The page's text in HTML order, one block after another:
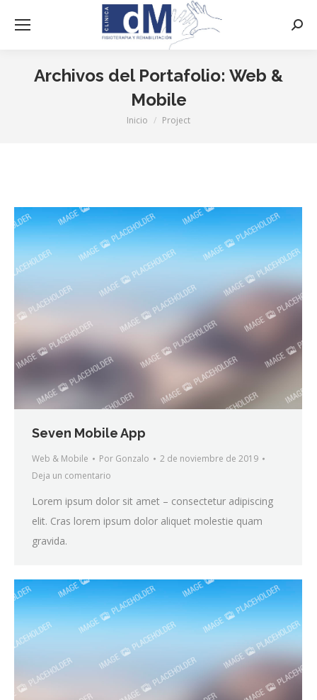
Archivos del Portafolio: Web &
Mobile
Estás aquí:
Inicio Project
Seven Mobile App
Web & Mobile Por Gonzalo
2 de noviembre de 2019
Deja un comentario
Lorem ipsum dolor sit amet – consectetur adipiscing
elit. Cras lorem ipsum dolor aliquet molestie quam
gravida.